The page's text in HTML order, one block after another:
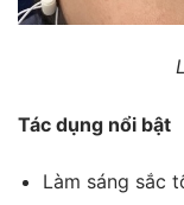
Tác dụng nổi bật
Làm sáng sắc